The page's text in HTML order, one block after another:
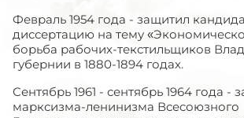
Февраль 1954 года - защитил
диссертацию на тему
борьба рабочих-текстильщиков
губернии в 1880-1894 годах.
Сентябрь 1961 - сентябрь 1964 года -
марксизма-ленинизма Всесоюзного